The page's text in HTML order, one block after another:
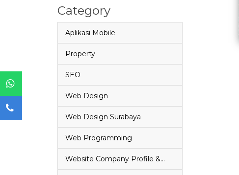
Category
Aplikasi Mobile
Property
SEO
Web Design
Web Design Surabaya
Web Programming
Website Company Profile &…